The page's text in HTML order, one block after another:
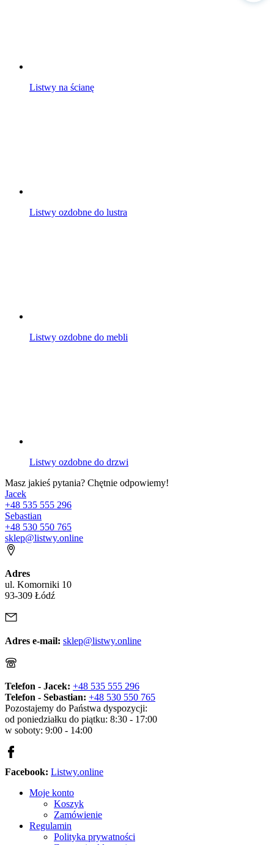
Listwy na ścianę
Listwy ozdobne do lustra
Listwy ozdobne do mebli
Listwy ozdobne do drzwi
Masz jakieś pytania? Chętnie odpowiemy!
Jacek
+48 535 555 296
Sebastian
+48 530 550 765
sklep@listwy.online
Adres
ul. Komorniki 10
93-309 Łódź
Adres e-mail: sklep@listwy.online
Telefon - Jacek: +48 535 555 296
Telefon - Sebastian: +48 530 550 765
Pozostajemy do Państwa dyspozycji:
od poniedziałku do piątku: 8:30 - 17:00
w soboty: 9:00 - 14:00
Facebook: Listwy.online
Moje konto
Koszyk
Zamówienie
Regulamin
Polityka prywatności